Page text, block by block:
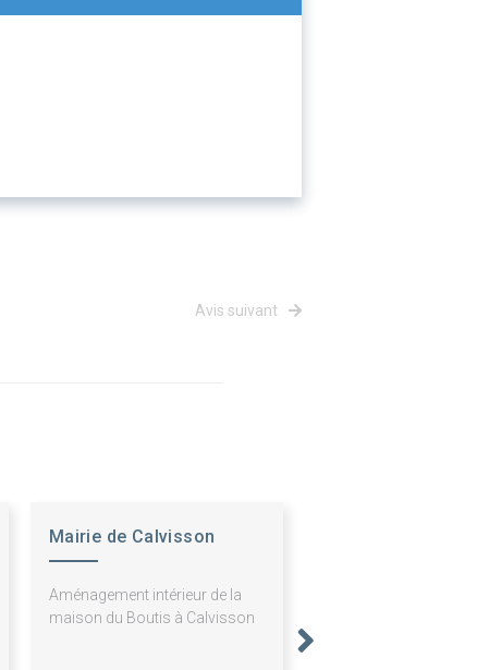
Avis suivant
Mairie de Calvisson
Aménagement intérieur de la
maison du Boutis à Calvisson